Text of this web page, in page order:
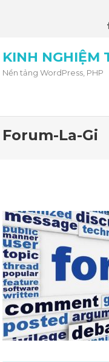
KINH NGHIỆM
Nền tảng WordPress, PHP
Forum-La-Gi